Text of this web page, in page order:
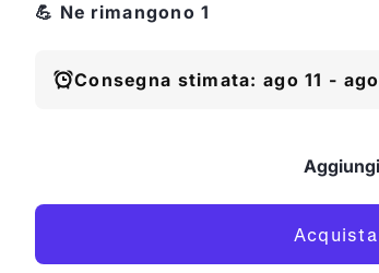
💪 Ne rimangono 1
Consegna stimata: ago 11 -